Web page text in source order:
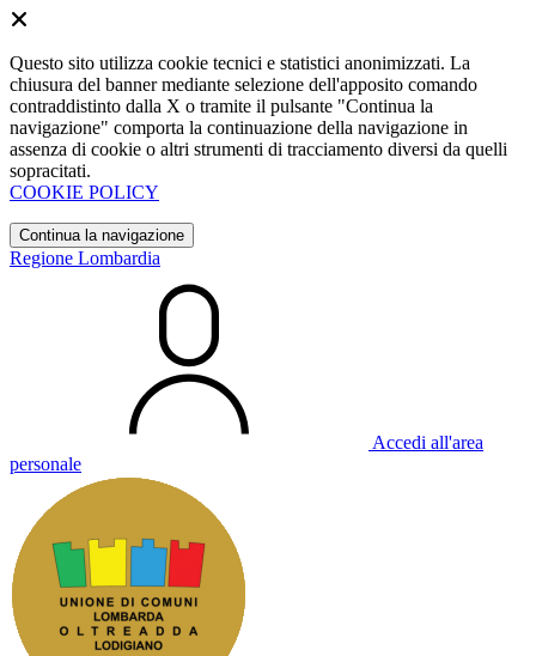
Questo sito utilizza cookie tecnici e statistici anonimizzati. La
chiusura del banner mediante selezione dell'apposito comando
contraddistinto dalla X o tramite il pulsante "Continua la
navigazione" comporta la continuazione della navigazione in
assenza di cookie o altri strumenti di tracciamento diversi da quelli
sopracitati.
COOKIE POLICY
Continua la navigazione
Regione Lombardia
Accedi all'area
personale